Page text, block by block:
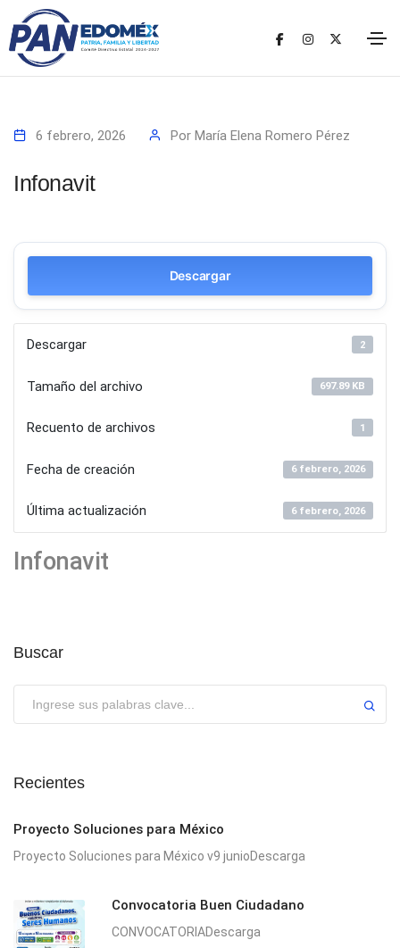
6 febrero, 2026 Por María Elena Romero Pérez
Infonavit
Descargar
Descargar 2
Tamaño del archivo 697.89 KB
Recuento de archivos 1
Fecha de creación 6 febrero, 2026
Última actualización 6 febrero, 2026
Infonavit
Buscar
Recientes
Proyecto Soluciones para México
Proyecto Soluciones para México v9 junioDescarga
Convocatoria Buen Ciudadano
CONVOCATORIADescarga